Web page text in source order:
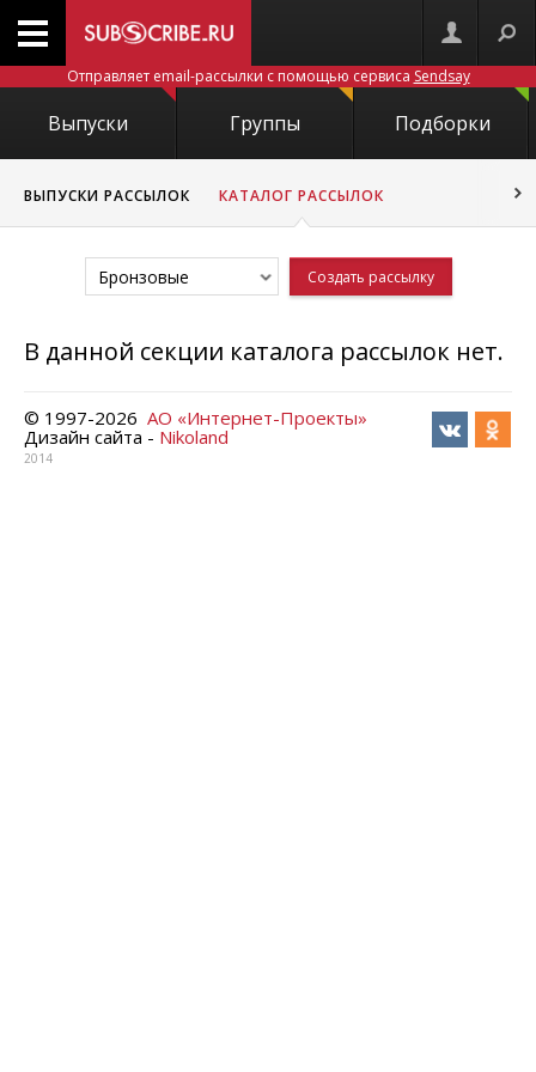
Отправляет email-рассылки с помощью сервиса Sendsay
Выпуски Группы Подборки
ВЫПУСКИ РАССЫЛОК КАТАЛОГ РАССЫЛОК
Бронзовые Создать рассылку
В данной секции каталога рассылок нет.
© 1997-2026 АО «Интернет-Проекты»
Дизайн сайта - Nikoland
2014